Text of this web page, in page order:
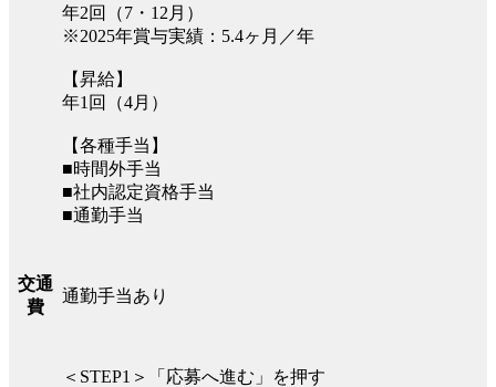
年2回（7・12月）
※2025年賞与実績：5.4ヶ月／年
【昇給】
年1回（4月）
【各種手当】
■時間外手当
■社内認定資格手当
■通勤手当
交通
費
通勤手当あり
＜STEP1＞「応募へ進む」を押す